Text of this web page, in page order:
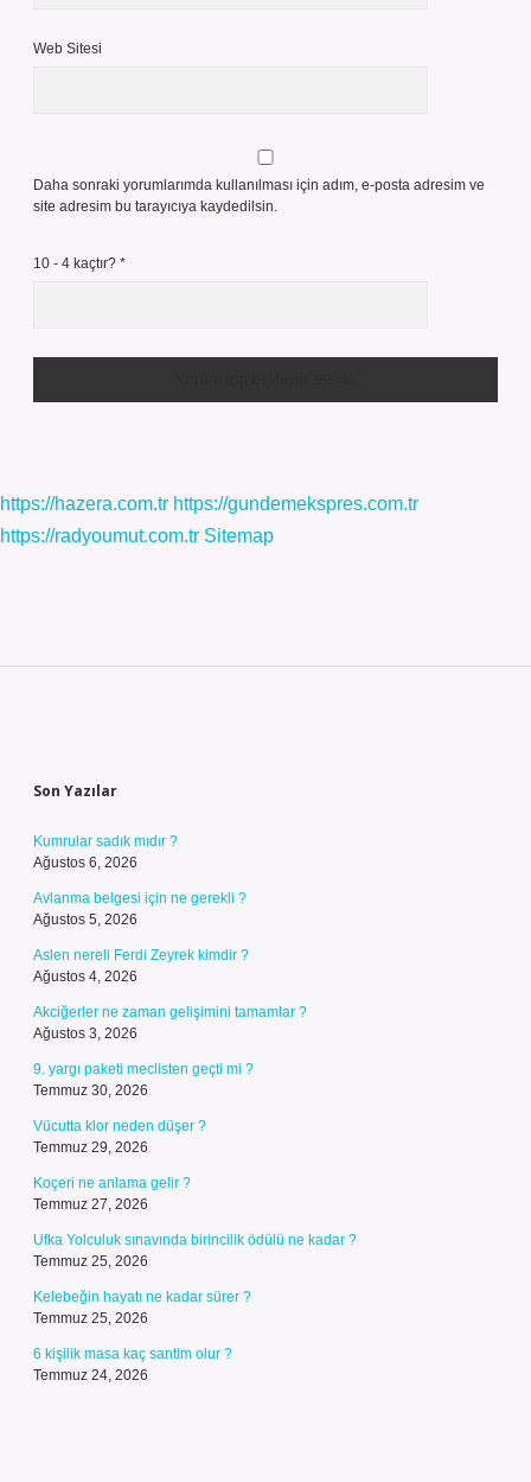
Web Sitesi
Daha sonraki yorumlarımda kullanılması için adım, e-posta adresim ve
site adresim bu tarayıcıya kaydedilsin.
10 - 4 kaçtır? *
https://hazera.com.tr https://gundemekspres.com.tr
https://radyoumut.com.tr Sitemap
Son Yazılar
Kumrular sadık mıdır ?
Ağustos 6, 2026
Avlanma belgesi için ne gerekli ?
Ağustos 5, 2026
Aslen nereli Ferdi Zeyrek kimdir ?
Ağustos 4, 2026
Akciğerler ne zaman gelişimini tamamlar ?
Ağustos 3, 2026
9. yargı paketi meclisten geçti mi ?
Temmuz 30, 2026
Vücutta klor neden düşer ?
Temmuz 29, 2026
Koçeri ne anlama gelir ?
Temmuz 27, 2026
Ufka Yolculuk sınavında birincilik ödülü ne kadar ?
Temmuz 25, 2026
Kelebeğin hayatı ne kadar sürer ?
Temmuz 25, 2026
6 kişilik masa kaç santim olur ?
Temmuz 24, 2026